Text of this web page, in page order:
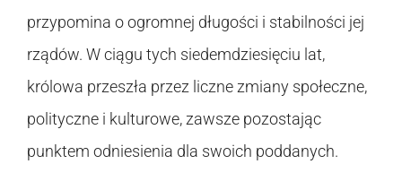
przypomina o ogromnej długości i stabilności jej
rządów. W ciągu tych siedemdziesięciu lat,
królowa przeszła przez liczne zmiany społeczne,
polityczne i kulturowe, zawsze pozostając
punktem odniesienia dla swoich poddanych.